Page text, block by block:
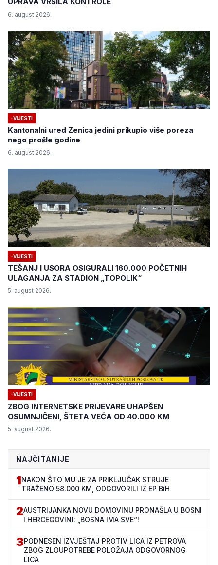
6. august 2026.
-VIJESTI
Kantonalni ured Zenica jedini prikupio više poreza
nego prošle godine
6. august 2026.
-VIJESTI
TEŠANJ I USORA OSIGURALI 160.000 POČETNIH
ULAGANJA ZA STADION „TOPOLIK“
5. august 2026.
-VIJESTI
ZBOG INTERNETSKE PRIJEVARE UHAPŠEN
OSUMNJIČENI, ŠTETA VEĆA OD 40.000 KM
5. august 2026.
NAJČITANIJE
1NAKON ŠTO MU JE ZA PRIKLJUČAK STRUJE
TRAŽENO 58.000 KM, ODGOVORILI IZ EP BiH
2AUSTRIJANKA NOVU DOMOVINU PRONAŠLA U BOSNI
I HERCEGOVINI: „BOSNA IMA SVE“!
3PODNESEN IZVJEŠTAJ PROTIV LICA IZ PETROVA
ZBOG ZLOUPOTREBE POLOŽAJA ODGOVORNOG
LICA